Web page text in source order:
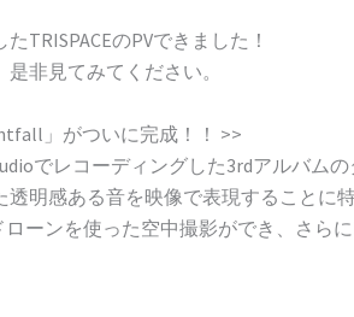
TRISPACEのPVできました！
非見てみてください。
」がついに完成！！ >>
でレコーディングした3rdアルバム
明感ある音を映像で表現することに
ローンを使った空中撮影ができ、さ